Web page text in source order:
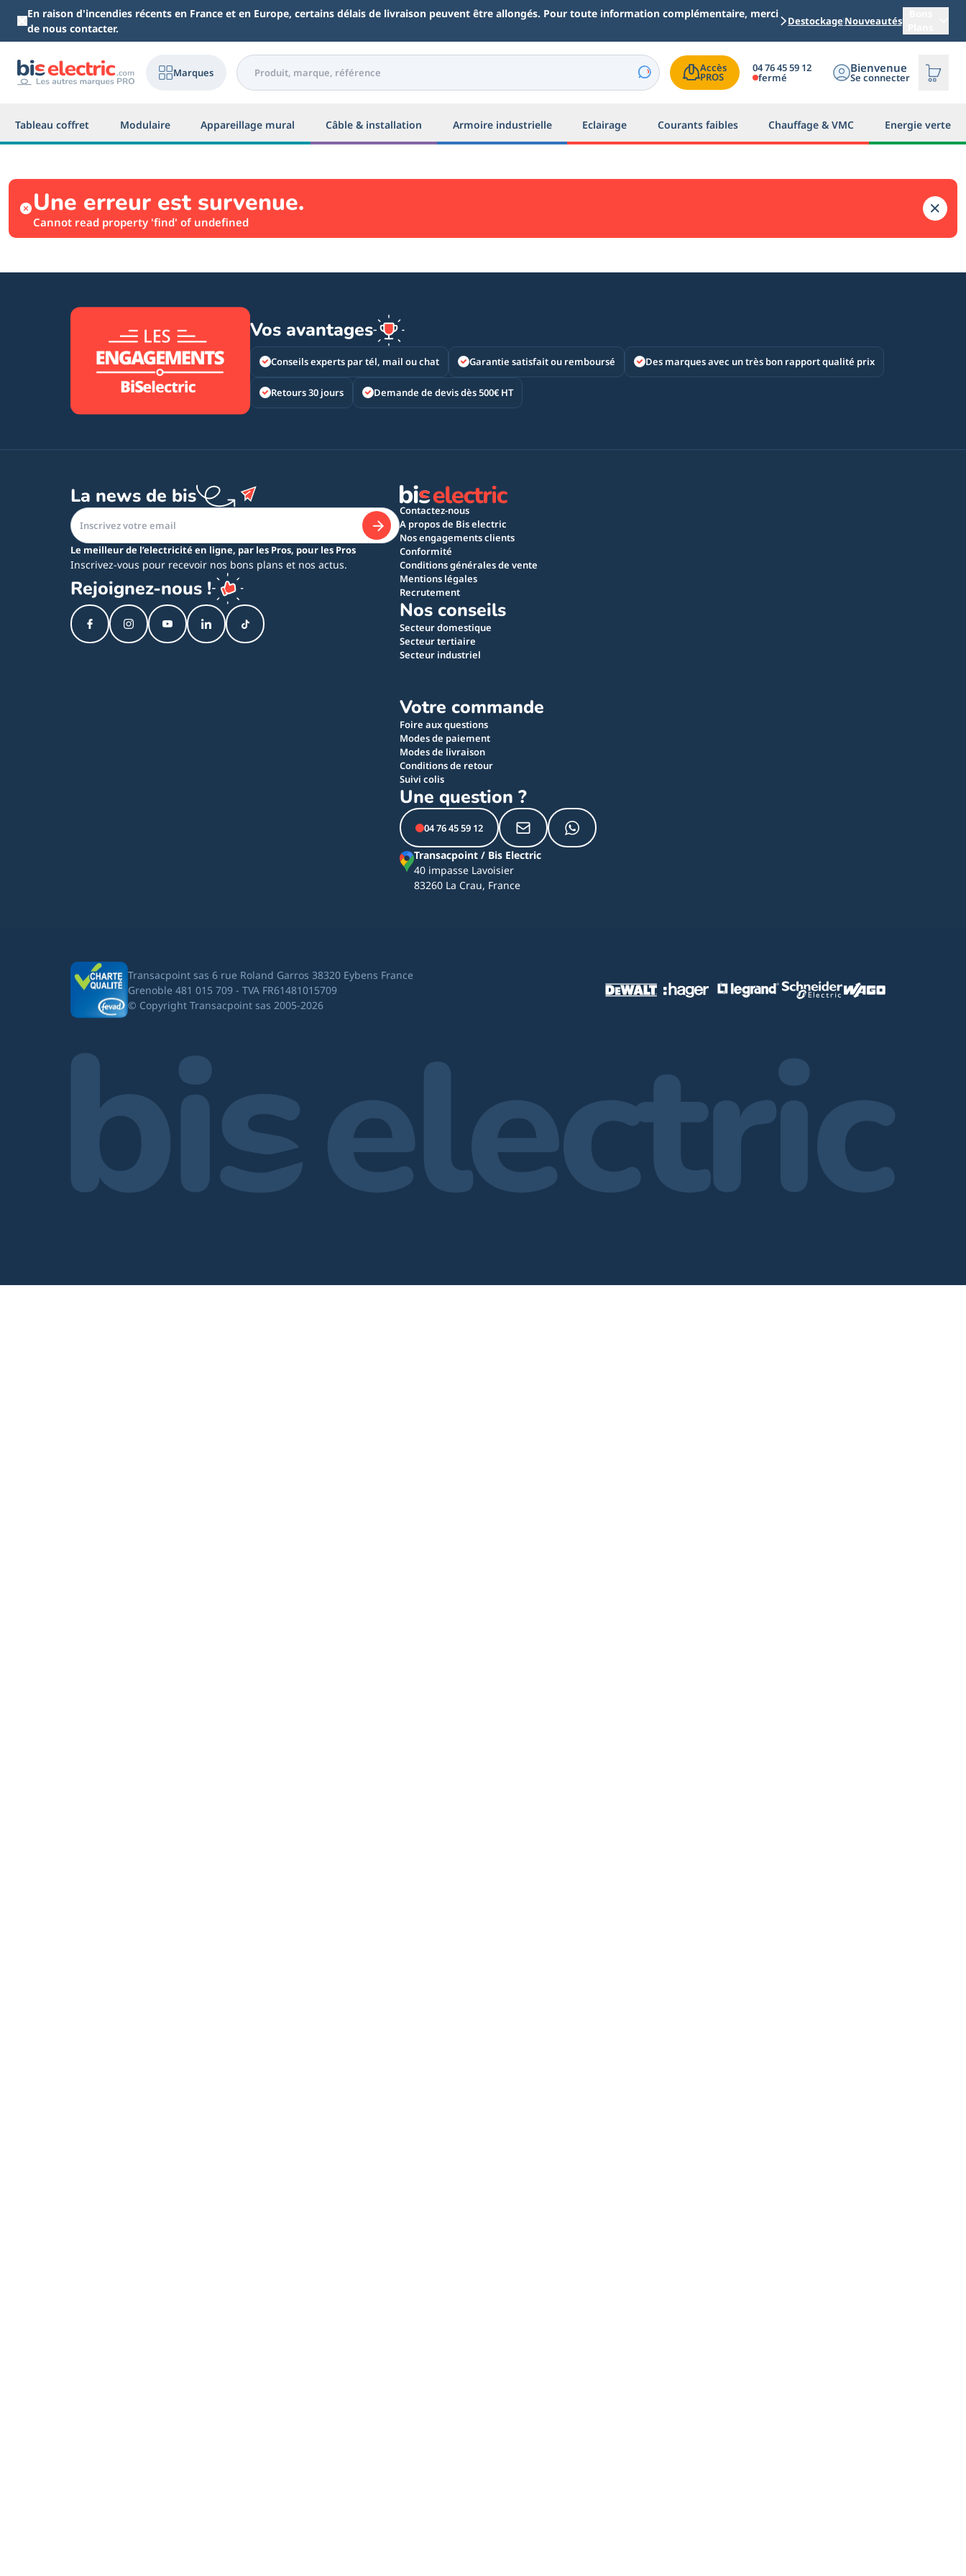
Aller au contenu principal
En raison d'incendies récents en France et en Europe, certains délais de livraison peuvent être allongés. Pour toute information complémentaire, merci
de nous contacter.
DestockageNouveautés
Marques Accès
PROS
04 76 45 59 12
fermé
Bienvenue
Se connecter
Tableau coffret Modulaire Appareillage mural Câble & installation Armoire industrielle Eclairage Courants faibles Chauffage & VMC Energie verte
Une erreur est survenue.
Cannot read property 'find' of undefined
Vos avantages
Conseils experts par tél, mail ou chat Garantie satisfait ou remboursé Des marques avec un très bon rapport qualité prix
Retours 30 jours Demande de devis dès 500€ HT
La news de bis
Le meilleur de l’electricité en ligne, par les Pros, pour les Pros
Inscrivez-vous pour recevoir nos bons plans et nos actus.
Rejoignez-nous !
Contactez-nous
A propos de Bis electric
Nos engagements clients
Conformité
Conditions générales de vente
Mentions légales
Recrutement
Nos conseils
Secteur domestique
Secteur tertiaire
Secteur industriel
Votre commande
Foire aux questions
Modes de paiement
Modes de livraison
Conditions de retour
Suivi colis
Une question ?
04 76 45 59 12
Transacpoint / Bis Electric
40 impasse Lavoisier
83260 La Crau, France
Transacpoint sas 6 rue Roland Garros 38320 Eybens France
Grenoble 481 015 709 - TVA FR61481015709
© Copyright Transacpoint sas 2005-2026